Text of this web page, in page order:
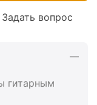
Задать вопрос
гитарным